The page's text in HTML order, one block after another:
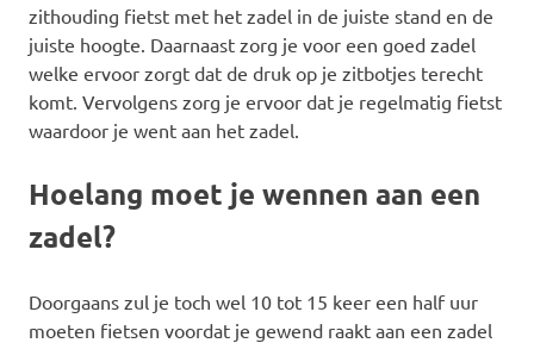
zithouding fietst met het zadel in de juiste stand en de
juiste hoogte. Daarnaast zorg je voor een goed zadel
welke ervoor zorgt dat de druk op je zitbotjes terecht
komt. Vervolgens zorg je ervoor dat je regelmatig fietst
waardoor je went aan het zadel.
Hoelang moet je wennen aan een
zadel?
Doorgaans zul je toch wel 10 tot 15 keer een half uur
moeten fietsen voordat je gewend raakt aan een zadel